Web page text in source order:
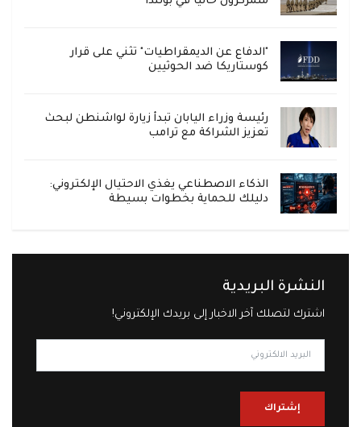
"الدفاع عن الديمقراطيات" تثني على قرار
كوستاريكا ضد الحوثيين
رئيسة وزراء اليابان تبدأ زيارة لواشنطن لبحث
تعزيز الشراكة مع ترامب
الذكاء الاصطناعي يغذي الاحتيال الإلكتروني:
دليلك للحماية بخطوات بسيطة
النشرة البريدية
اشترك لتصلك آخر الاخبار إلى بريدك الإلكتروني!
إشتراك